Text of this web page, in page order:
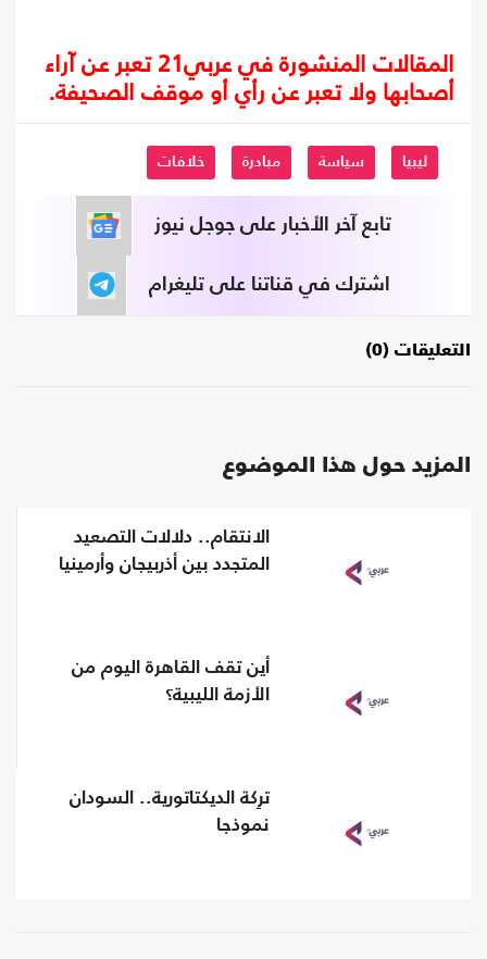
المقالات المنشورة في عربي21 تعبر عن آراء
أصحابها ولا تعبر عن رأي أو موقف الصحيفة.
ليبيا سياسة مبادرة خلافات
تابع آخر الأخبار على جوجل نيوز
اشترك في قناتنا على تليغرام
التعليقات (0)
المزيد حول هذا الموضوع
الانتقام.. دلالات التصعيد
المتجدد بين أذربيجان وأرمينيا
أين تقف القاهرة اليوم من
الأزمة الليبية؟
ترِكة الديكتاتورية.. السودان
نموذجا